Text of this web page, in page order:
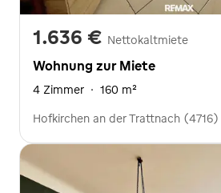
1.636 € Nettokaltmiete
Wohnung zur Miete
4 Zimmer · 160 m²
Hofkirchen an der Trattnach (4716)